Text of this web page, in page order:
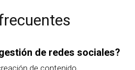
de redes sociales?